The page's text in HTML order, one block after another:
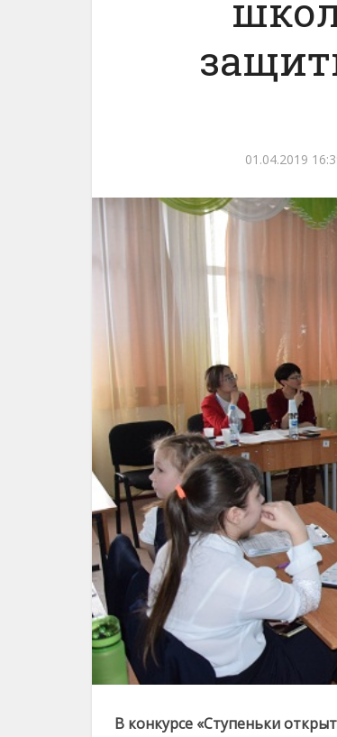
01.04.2019
В конкурсе «Ступеньки